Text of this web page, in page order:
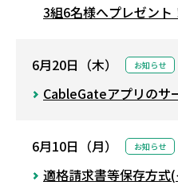
3組6名様へプレゼント
6月20日（木） お知らせ
CableGateアプリのサ
6月10日（月） お知らせ
適格請求書等保存方式